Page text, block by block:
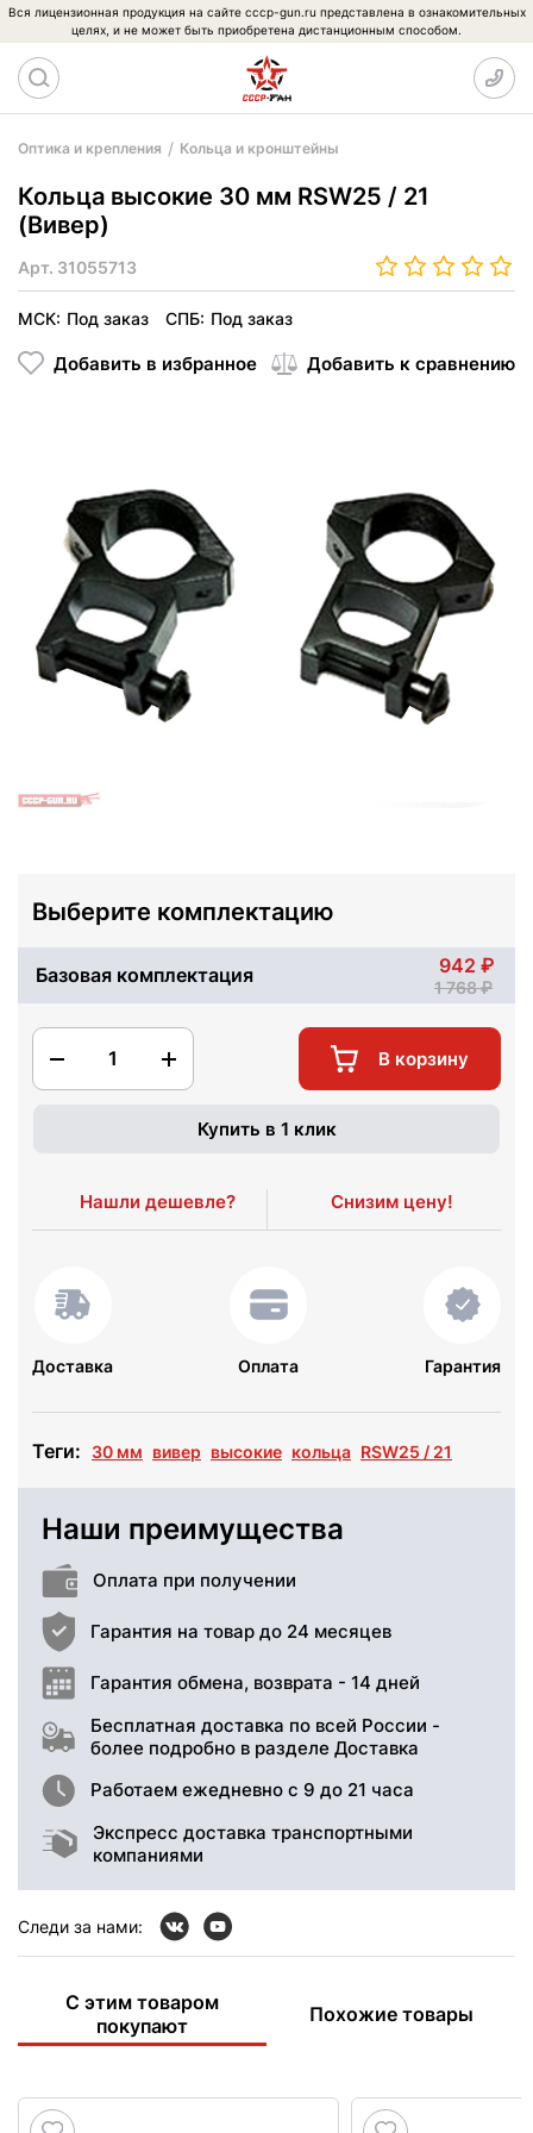
Вся лицензионная продукция на сайте cccp-gun.ru представлена в ознакомительных
целях, и не может быть приобретена дистанционным способом.
Оптика и крепления Кольца и кронштейны
Кольца высокие 30 мм RSW25 / 21
(Вивер)
Арт. 31055713
МСК: Под заказ СПБ: Под заказ
Добавить в избранное Добавить к сравнению
Выберите комплектацию
Базовая комплектация 942
1 768
1 В корзину
Купить в 1 клик
Нашли дешевле? Снизим цену!
Доставка Оплата Гарантия
Теги: 30 мм вивер высокие кольца RSW25 / 21
Наши преимущества
Оплата при получении
Гарантия на товар до 24 месяцев
Гарантия обмена, возврата - 14 дней
Бесплатная доставка по всей России -
более подробно в разделе Доставка
Работаем ежедневно с 9 до 21 часа
Экспресс доставка транспортными
компаниями
Следи за нами:
С этим товаром
покупают
Похожие товары